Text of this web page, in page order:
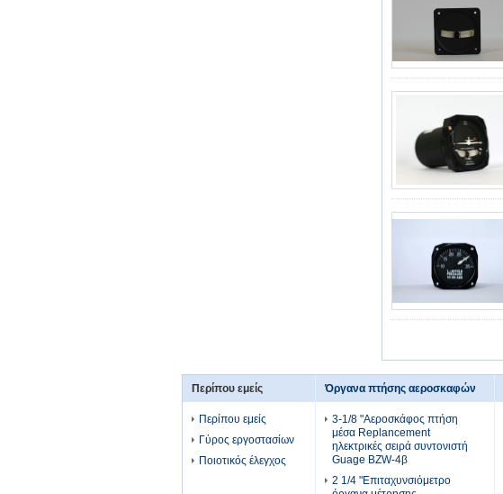
Περίπου εμείς
Περίπου εμείς
Γύρος εργοστασίων
Ποιοτικός έλεγχος
Όργανα πτήσης αεροσκαφών
3-1/8 "Αεροσκάφος πτήση
μέσα Replancement
ηλεκτρικές σειρά συντονιστή
Guage BZW-4β
2 1/4 "Επιταχυνσιόμετρο